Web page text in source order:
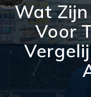
Wat
Voor